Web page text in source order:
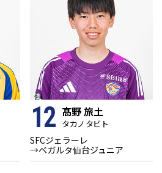
髙野 旅土
タカノ タビト
12
SFCジェラーレ
→ベガルタ仙台ジュニア